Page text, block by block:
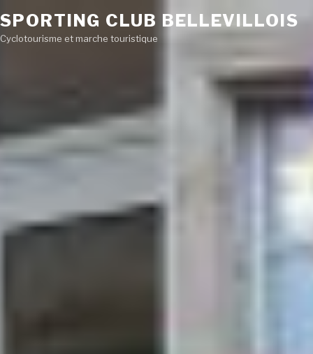
SPORTING CLUB BELLEVILLOIS
Cyclotourisme et marche touristique